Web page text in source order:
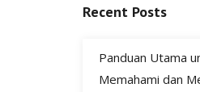
Recent Posts
Panduan Utama
Memahami dan